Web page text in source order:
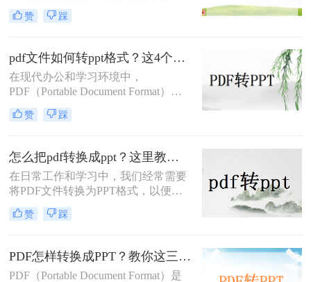
于更好地展示和编辑内容。
PDF（Portable Document Format）因
用，但PPT（PowerPoint）则因其动态
演示功能而备受青睐。那么pdf怎么转
换成ppt呢？本文将介绍三种将PDF转
换为PPT的高效方法，帮助您轻松完
成格式转换。
赞 踩
pdf文件如何转ppt格式？这4个方法请收好！方便又好用！
在现代办公和学习环境中，
PDF（Portable Document Format）因
其出色的跨平台兼容性和保持文档格
式不变的能力而广受欢迎。然而，在
件中的内容转换成PPT（PowerPoint
Presentation）格式，以便进行演示或
进一步编辑。那么pdf文件如何转ppt
格式呢？本文将详细介绍几种将PDF
文件转换为PPT格式的有效方法，帮
助您轻松应对这一需求。
赞 踩
怎么把pdf转换成ppt？这里教你这四种方法！
在日常工作和学习中，我们经常需要
将PDF文件转换为PPT格式，以便更
好地进行演示和编辑。那么怎么把
PDF转换成PPT呢？以下将介绍三种
PDF到PPT的转换。
赞 踩
PDF怎样转换成PPT？教你这三种转换方法！
PDF（Portable Document Format）是